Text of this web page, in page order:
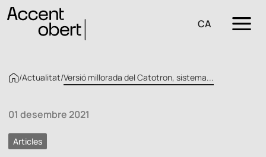
CA
/Actualitat/Versió millorada del Catotron, sistema...
01 desembre 2021
Articles